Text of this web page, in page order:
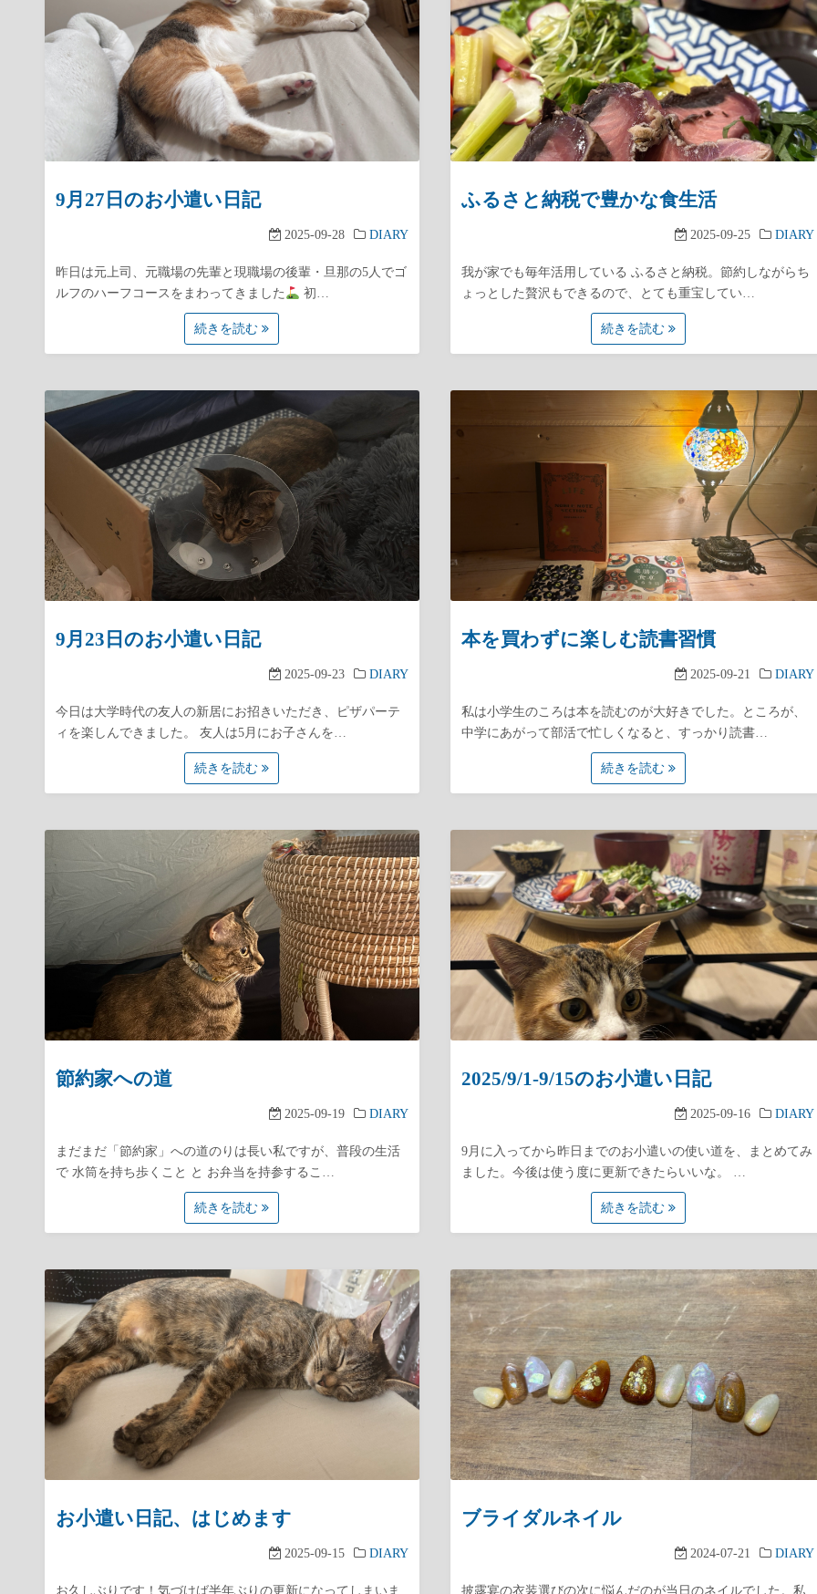
9月27日のお小遣い日記
2025-09-28 DIARY
昨日は元上司、元職場の先輩と現職場の後輩・旦那の5人でゴ
ルフのハーフコースをまわってきました
初…
続きを読む
ふるさと納税で豊かな食生活
2025-09-25 DIARY
我が家でも毎年活用している ふるさと納税。節約しながらち
ょっとした贅沢もできるので、とても重宝してい…
続きを読む
9月23日のお小遣い日記
2025-09-23 DIARY
今日は大学時代の友人の新居にお招きいただき、ピザパーテ
ィを楽しんできました。 友人は5月にお子さんを…
続きを読む
本を買わずに楽しむ読書習慣
2025-09-21 DIARY
私は小学生のころは本を読むのが大好きでした。ところが、
中学にあがって部活で忙しくなると、すっかり読書…
続きを読む
節約家への道
2025-09-19 DIARY
まだまだ「節約家」への道のりは長い私ですが、普段の生活
で 水筒を持ち歩くこと と お弁当を持参するこ…
続きを読む
2025/9/1-9/15のお小遣い日記
2025-09-16 DIARY
9月に入ってから昨日までのお小遣いの使い道を、まとめてみ
ました。今後は使う度に更新できたらいいな。 …
続きを読む
お小遣い日記、はじめます
2025-09-15 DIARY
お久しぶりです！気づけば半年ぶりの更新になってしまいま
ブライダルネイル
2024-07-21 DIARY
披露宴の衣装選びの次に悩んだのが当日のネイルでした。私